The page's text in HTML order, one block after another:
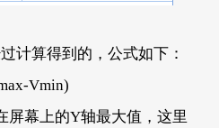
计算得到的，公式如下：
Vmin)
屏幕上的Y轴最大值，这里